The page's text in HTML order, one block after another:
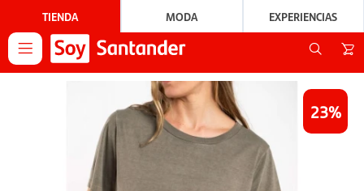
TIENDA MODA EXPERIENCIAS

23